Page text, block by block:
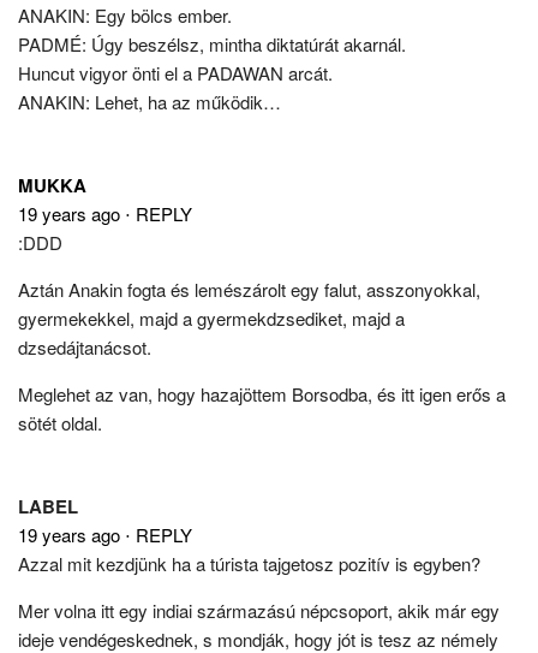
ANAKIN: Egy bölcs ember.
PADMÉ: Úgy beszélsz, mintha diktatúrát akarnál.
Huncut vigyor önti el a PADAWAN arcát.
ANAKIN: Lehet, ha az működik…
MUKKA
19 years ago ⋅ REPLY
:DDD
Aztán Anakin fogta és lemészárolt egy falut, asszonyokkal,
gyermekekkel, majd a gyermekdzsediket, majd a
dzsedájtanácsot.
Meglehet az van, hogy hazajöttem Borsodba, és itt igen erős a
sötét oldal.
LABEL
19 years ago ⋅ REPLY
Azzal mit kezdjünk ha a túrista tajgetosz pozitív is egyben?
Mer volna itt egy indiai származású népcsoport, akik már egy
ideje vendégeskednek, s mondják, hogy jót is tesz az némely